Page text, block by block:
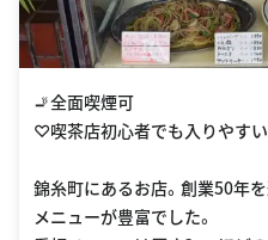
🚬全面喫煙可
♡喫茶店初心者でも入りやす
錦糸町にあるお店。創業50年を
メニューが豊富でした。